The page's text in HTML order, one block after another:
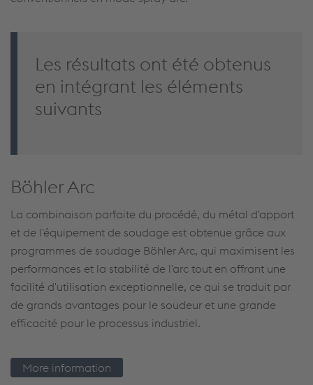
Les résultats ont été obtenus
en intégrant les éléments
suivants
Böhler Arc
La combinaison parfaite du procédé, du métal d'apport
et de l'équipement de soudage est obtenue grâce aux
programmes de soudage Böhler Arc, qui maximisent les
performances et la stabilité de l'arc tout en offrant une
facilité d'utilisation exceptionnelle, ce qui se traduit par
de grands avantages pour le soudeur et une grande
efficacité pour le processus industriel.
More information